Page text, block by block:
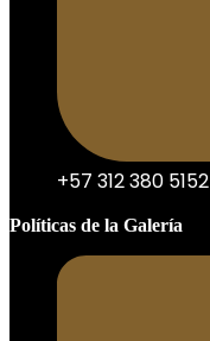
+57 312 380 5152
Políticas de la Galería